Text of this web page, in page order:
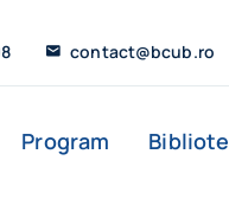
contact@bcub.ro
Program